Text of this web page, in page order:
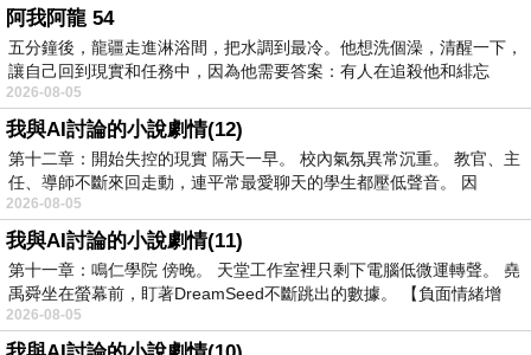
阿我阿龍 54
五分鐘後，龍疆走進淋浴間，把水調到最冷。他想洗個澡，清醒一下，
讓自己回到現實和任務中，因為他需要答案：有人在追殺他和緋忘
2026-08-05
我與AI討論的小說劇情(12)
第十二章：開始失控的現實 隔天一早。 校內氣氛異常沉重。 教官、主
任、導師不斷來回走動，連平常最愛聊天的學生都壓低聲音。 因
2026-08-05
我與AI討論的小說劇情(11)
第十一章：鳴仁學院 傍晚。 天堂工作室裡只剩下電腦低微運轉聲。 堯
禹舜坐在螢幕前，盯著DreamSeed不斷跳出的數據。 【負面情緒增
2026-08-05